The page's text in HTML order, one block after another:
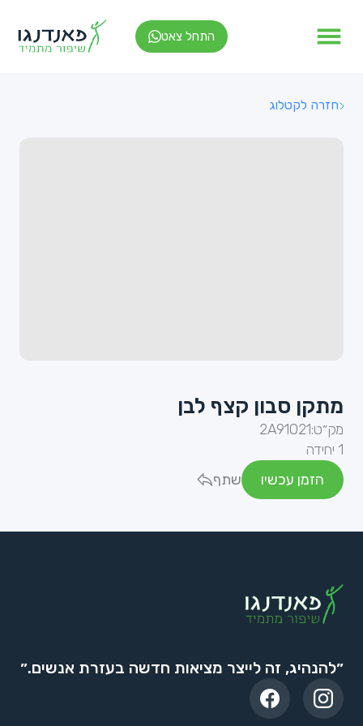
התחל צאט
חזרה לקטלוג
מתקן סבון קצף לבן
מק״ט:2A91021
1 יחידה
הזמן עכשיו
שתף
״להנהיג, זה לייצר מציאות חדשה בעזרת אנשים.״